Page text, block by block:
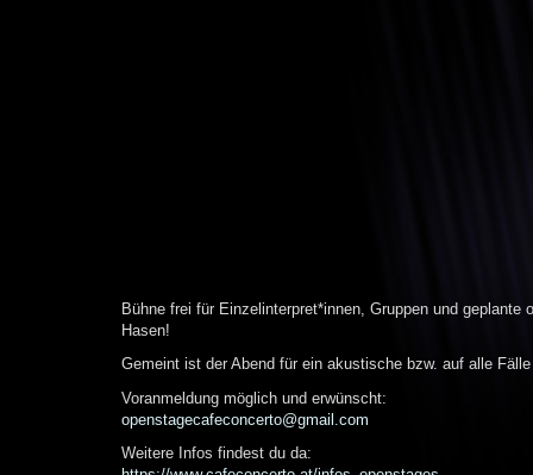
Bühne frei für Einzelinterpret*innen, Gruppen und
Hasen!
Gemeint ist der Abend für ein akustische bzw. auf alle
Voranmeldung möglich und erwünscht:
openstagecafeconcerto@gmail.com
Weitere Infos findest du da: